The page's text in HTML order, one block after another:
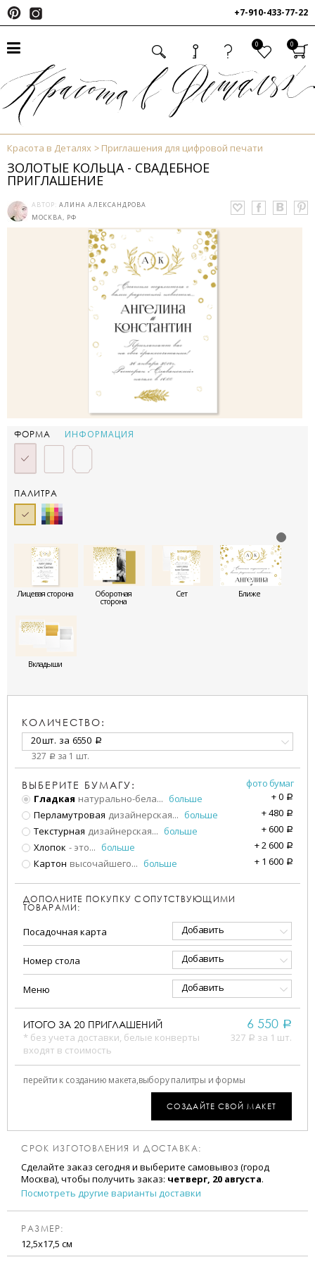
+7-910-433-77-22
0 0
Красота в Деталях Приглашения для цифровой печати
ЗОЛОТЫЕ КОЛЬЦА - СВАДЕБНОЕ
ПРИГЛАШЕНИЕ
АВТОР: АЛИНА АЛЕКСАНДРОВА
МОСКВА, РФ
ФОРМА ИНФОРМАЦИЯ
ПАЛИТРА
Лицевая сторона Оборотная
сторона
Сет Ближе
Вкладыши
КОЛИЧЕСТВО:
20 шт. за 6550 a
327 a за 1 шт.
ВЫБЕРИТЕ БУМАГУ:
фото бумаг
Гладкая натурально-бела... больше +0 a
Перламутровая дизайнерская... больше +480 a
Текстурная дизайнерская... больше +600 a
Хлопок - это... больше +2 600 a
Картон высочайшего... больше + 1 600 a
ДОПОЛНИТЕ ПОКУПКУ СОПУТСТВУЮЩИМИ
ТОВАРАМИ:
Посадочная карта Добавить
Номер стола Добавить
Меню Добавить
ИТОГО ЗА 20 ПРИГЛАШЕНИЙ
* без учета доставки, белые конверты
входят в стоимость
6 550 a
327 a за 1 шт.
перейти к созданию макета,выбору палитры и формы
СОЗДАЙТЕ СВОЙ МАКЕТ
СРОК ИЗГОТОВЛЕНИЯ И ДОСТАВКА:
Сделайте заказ сегодня и выберите самовывоз (город
Москва), чтобы получить заказ: четверг, 20 августа.
Посмотреть другие варианты доставки
РАЗМЕР:
12,5х17,5 см